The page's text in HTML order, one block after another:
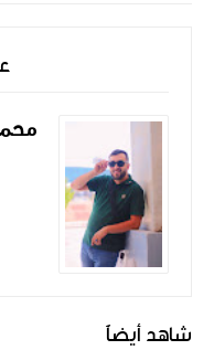
شاهد أيضاً